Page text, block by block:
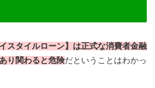
スタイルローン】は正式な消費者金融
り関わると危険だということはわかっ